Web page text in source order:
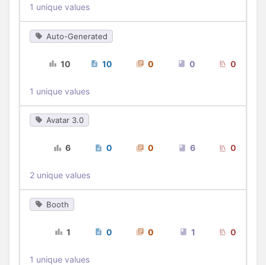
1 unique values
Auto-Generated
10 10 0 0 0
1 unique values
Avatar 3.0
6 0 0 6 0
2 unique values
Booth
1 0 0 1 0
1 unique values